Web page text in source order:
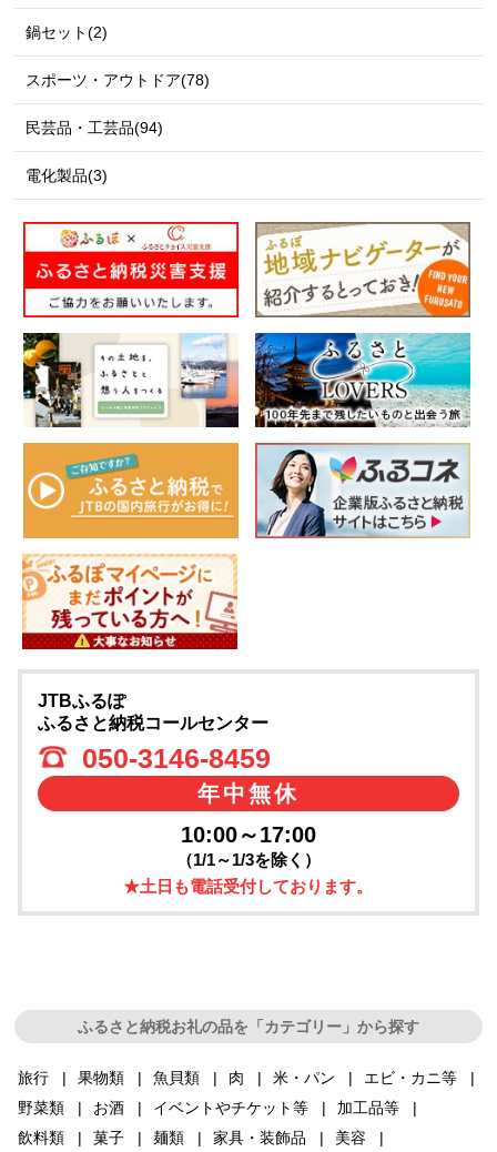
鍋セット(2)
スポーツ・アウトドア(78)
民芸品・工芸品(94)
電化製品(3)
JTBふるぽ
ふるさと納税コールセンター
050-3146-8459
年中無休
10:00～17:00
（1/1～1/3を除く）
★土日も電話受付しております。
ふるさと納税お礼の品を「カテゴリー」から探す
旅行 果物類 魚貝類 肉 米・パン
エビ・カニ等
野菜類
お酒 イベントやチケット等
加工品等
飲料類
菓子 麺類 家具・装飾品
美容